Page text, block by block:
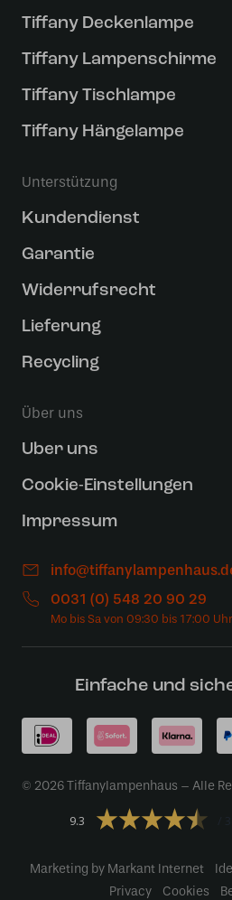
Tiffany Deckenlampe
Tiffany Lampenschirme
Tiffany Tischlampe
Tiffany Hängelampe
Unterstützung
Kundendienst
Garantie
Widerrufsrecht
Lieferung
Recycling
Über uns
Uber uns
Cookie-Einstellungen
Impressum
0031 (0) 548 20 90 29
Einfache und
© 2026 Tiffanylampenhaus – Alle
9.3
Marketing by Markant Internet
Privacy
Cookies